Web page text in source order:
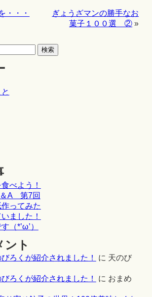
・・・
ぎょうざマンの勝手なお
菓子１００選 ② »
べよう！
A 第7回
ってみた
ました！
（*’ω’）
ント
ろくが紹介されました！ に 天のび
ろくが紹介されました！
に おまめ